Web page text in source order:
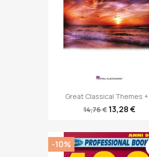
Great Classical Themes +...
14,76 € 13,28 €
-10%